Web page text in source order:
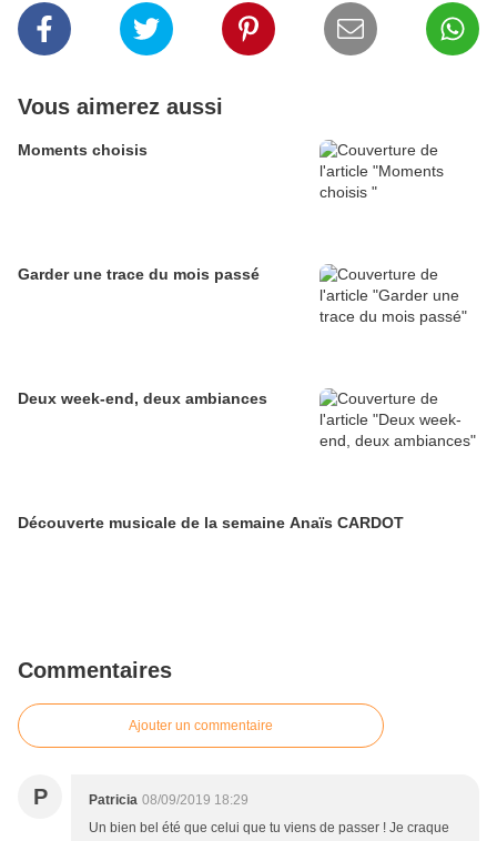
Vous aimerez aussi
Moments choisis
Garder une trace du mois passé
Deux week-end, deux ambiances
Découverte musicale de la semaine Anaïs CARDOT
Commentaires
Ajouter un commentaire
P Patricia 08/09/2019 18:29
Un bien bel été que celui que tu viens de passer ! Je craque